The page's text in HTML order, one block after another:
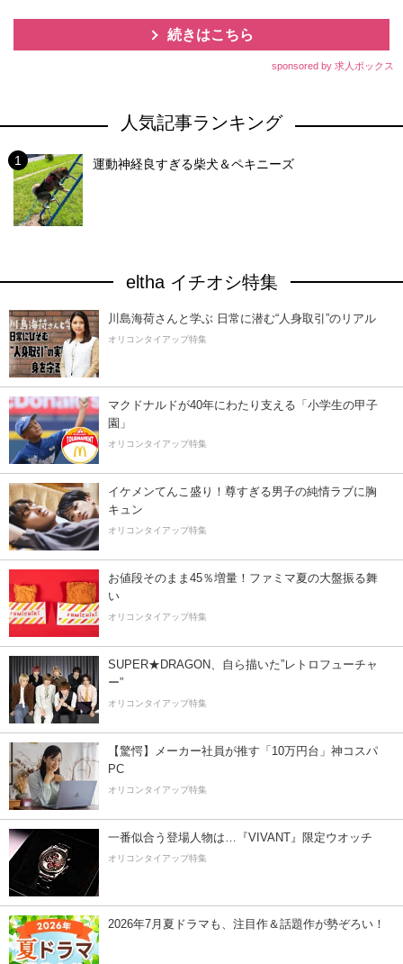
続きはこちら
sponsored by 求人ボックス
人気記事ランキング
運動神経良すぎる柴犬＆ペキニーズ
eltha イチオシ特集
川島海荷さんと学ぶ 日常に潜む“人身取引”のリアル
オリコンタイアップ特集
マクドナルドが40年にわたり支える「小学生の甲子
園」
オリコンタイアップ特集
イケメンてんこ盛り！尊すぎる男子の純情ラブに胸
キュン
オリコンタイアップ特集
お値段そのまま45％増量！ファミマ夏の大盤振る舞
い
オリコンタイアップ特集
SUPER★DRAGON、自ら描いた”レトロフューチャ
ー”
オリコンタイアップ特集
【驚愕】メーカー社員が推す「10万円台」神コスパ
PC
オリコンタイアップ特集
一番似合う登場人物は…『VIVANT』限定ウオッチ
オリコンタイアップ特集
2026年7月夏ドラマも、注目作＆話題作が勢ぞろい！